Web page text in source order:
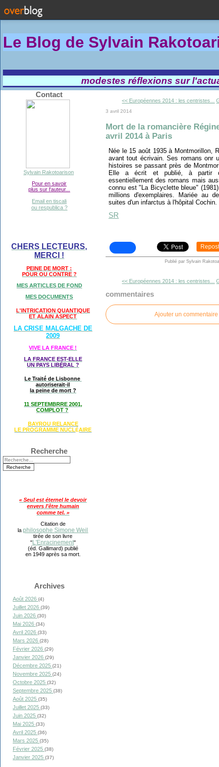
Le Blog de Sylvain Rakotoa
modestes réflexions sur
Contact
Sylvain Rakotoarison
Pour en savoir
plus sur l'auteur...
Email en tiscali
ou respublica ?
CHERS LECTEURS,
MERCI !
PEINE DE MORT :
POUR OU CONTRE ?
MES ARTICLES DE FOND
MES DOCUMENTS
L'INTRICATION QUANTIQUE
ET ALAIN ASPECT
LA CRISE MALGACHE DE
2009
VIVE LA FRANCE !
LA FRANCE EST-ELLE
UN PAYS LIBÉRAL ?
Le Traité de Lisbonne
autoriserait-il
la peine de mort ?
11 SEPTEMBRRE 2001,
COMPLOT ?
BAYROU RELANCE
LE PROGRAMME NUCLÉAIRE
Recherche
« Seul est éternel le devoir
envers l'être humain
comme tel. »
Citation de
laphilosophe Simone Weil
tirée de son livre
"L'Enracinement"
(éd. Gallimard) publié
en 1949 après sa mort.
Archives
Août 2026 (4)
Juillet 2026 (39)
Juin 2026 (30)
Mai 2026 (34)
Avril 2026 (33)
Mars 2026 (28)
Février 2026 (29)
Janvier 2026 (29)
Décembre 2025 (21)
Novembre 2025 (24)
Octobre 2025 (32)
Septembre 2025 (38)
Août 2025 (35)
Juillet 2025 (33)
Juin 2025 (32)
Mai 2025 (33)
Avril 2025 (36)
Mars 2025 (35)
Février 2025 (38)
Janvier 2025 (37)
<< Européennes 2014 : les centristes...
3 avril 2014
Mort de la romancière
avril 2014 à Paris
Née le 15 août 1935 à Montmorillon,
avant tout écrivain. Ses romans onr
histoires se passant près de
Elle a écrit et publié, à partir
essentiellement des romans mais
connu est "La Bicyclette bleue"
millions d'exemplaires. Mariée au
suites d'un infarctus à l'hôpital Cochin.
SR
Repost
Publié par Sylvain
<< Européennes 2014 : les centristes...
commentaires
Ajouter un commentaire